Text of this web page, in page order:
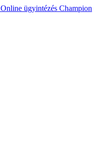
Online ügyintézés Champion